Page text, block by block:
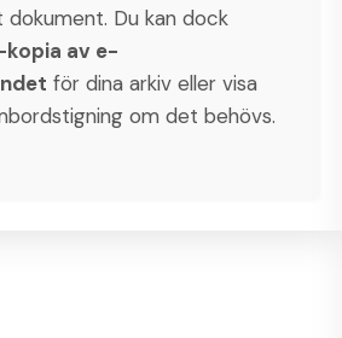
dokument. Du kan dock
kopia av e-
för dina arkiv eller visa
om det behövs.